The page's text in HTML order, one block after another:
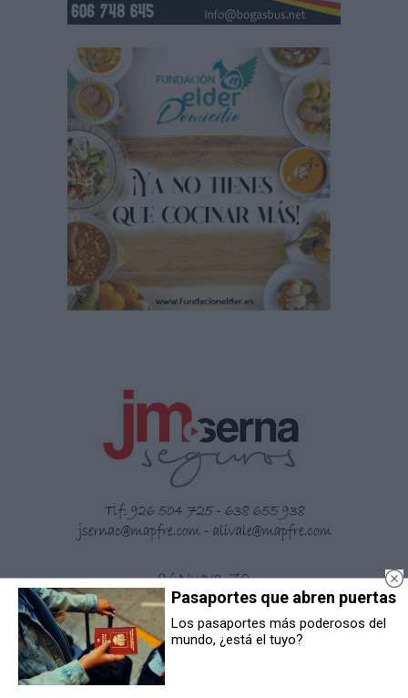
Pasaportes que abren puertas
Los pasaportes más poderosos del
mundo, ¿está el tuyo?